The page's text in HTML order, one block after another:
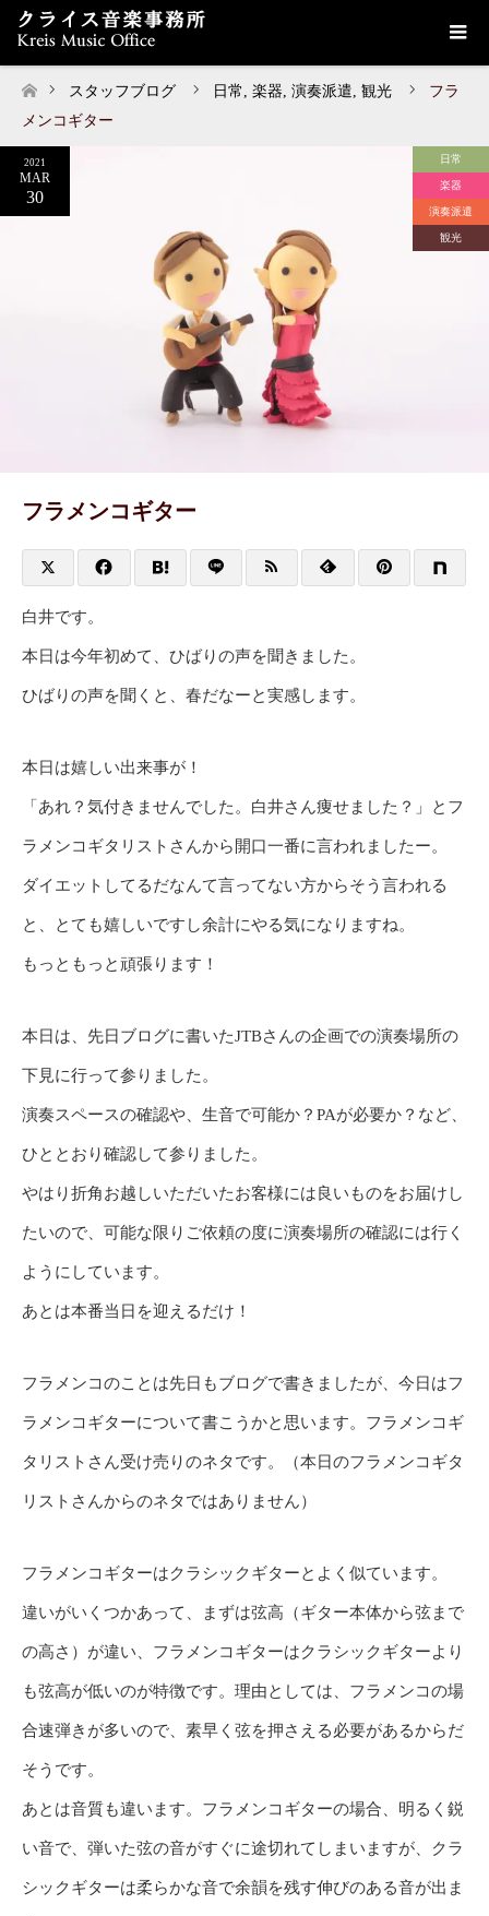
スタッフブログ 日常 , 楽器, 演奏派遣, 観光
フラ
メンコギター
2021
MAR
30
日常
楽器
演奏派遣
観光
フラメンコギター
白井です。
本日は今年初めて、ひばりの声を聞きました。
ひばりの声を聞くと、春だなーと実感します。
本日は嬉しい出来事が！
「あれ？気付きませんでした。白井さん痩せました？」とフ
ラメンコギタリストさんから開口一番に言われましたー。
ダイエットしてるだなんて言ってない方からそう言われる
と、とても嬉しいですし余計にやる気になりますね。
もっともっと頑張ります！
本日は、先日ブログに書いたJTBさんの企画での演奏場所の
下見に行って参りました。
演奏スペースの確認や、生音で可能か？PAが必要か？など、
ひととおり確認して参りました。
やはり折角お越しいただいたお客様には良いものをお届けし
たいので、可能な限りご依頼の度に演奏場所の確認には行く
ようにしています。
あとは本番当日を迎えるだけ！
フラメンコのことは先日もブログで書きましたが、今日はフ
ラメンコギターについて書こうかと思います。フラメンコギ
タリストさん受け売りのネタです。（本日のフラメンコギタ
リストさんからのネタではありません）
フラメンコギターはクラシックギターとよく似ています。
違いがいくつかあって、まずは弦高（ギター本体から弦まで
の高さ）が違い、フラメンコギターはクラシックギターより
も弦高が低いのが特徴です。理由としては、フラメンコの場
合速弾きが多いので、素早く弦を押さえる必要があるからだ
そうです。
あとは音質も違います。フラメンコギターの場合、明るく鋭
い音で、弾いた弦の音がすぐに途切れてしまいますが、クラ
シックギターは柔らかな音で余韻を残す伸びのある音が出ま